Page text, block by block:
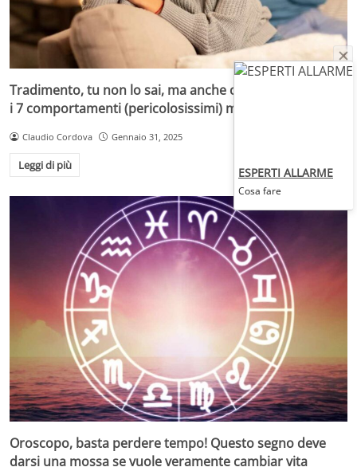
Tradimento, tu non lo sai, ma anche così lo stai facendo:
i 7 comportamenti (pericolosissimi) ma molto comuni
Claudio Cordova Gennaio 31, 2025
Leggi di più
Oroscopo, basta perdere tempo! Questo segno deve
darsi una mossa se vuole veramente cambiar vita
ESPERTI ALLARME
Cosa fare